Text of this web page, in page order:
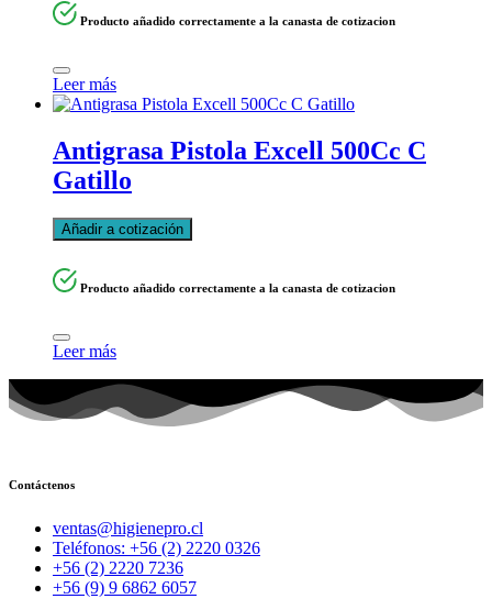
Producto añadido correctamente a la canasta de cotizacion
Leer más
Antigrasa Pistola Excell 500Cc C
Gatillo
Añadir a cotización
Producto añadido correctamente a la canasta de cotizacion
Leer más
Contáctenos
ventas@higienepro.cl
Teléfonos: +56 (2) 2220 0326
+56 (2) 2220 7236
+56 (9) 9 6862 6057